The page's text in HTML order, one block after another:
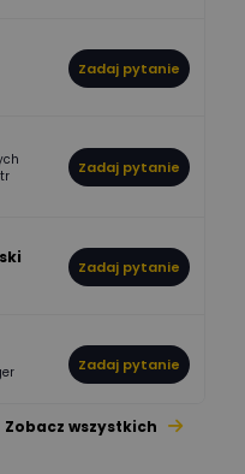
532 714
796 244
Zadaj pytanie
Zadaj pytanie
Zadaj pytanie
Zadaj pytanie
Zobacz wszystkich